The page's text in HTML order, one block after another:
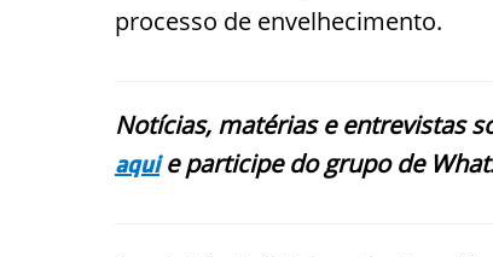
processo de envelhecimento.
Notícias, matérias e entrevistas
aquie participe do grupo de